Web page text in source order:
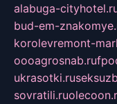
alabuga-
bud-em-
korolevremont-
oooagrosnab.ru
ukrasotki.ru
sovratili.ru